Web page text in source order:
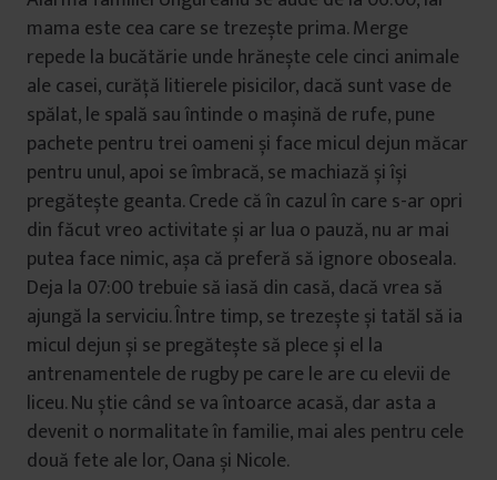
mama este cea care se trezește prima. Merge
repede la bucătărie unde hrănește cele cinci animale
ale casei, curăță litierele pisicilor, dacă sunt vase de
spălat, le spală sau întinde o mașină de rufe, pune
pachete pentru trei oameni și face micul dejun măcar
pentru unul, apoi se îmbracă, se machiază și își
pregătește geanta. Crede că în cazul în care s-ar opri
din făcut vreo activitate și ar lua o pauză, nu ar mai
putea face nimic, așa că preferă să ignore oboseala.
Deja la 07:00 trebuie să iasă din casă, dacă vrea să
ajungă la serviciu. Între timp, se trezește și tatăl să ia
micul dejun și se pregătește să plece și el la
antrenamentele de rugby pe care le are cu elevii de
liceu. Nu știe când se va întoarce acasă, dar asta a
devenit o normalitate în familie, mai ales pentru cele
două fete ale lor, Oana și Nicole.